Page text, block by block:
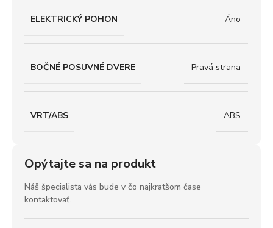
ELEKTRICKÝ POHON Áno
BOČNÉ POSUVNÉ DVERE Pravá strana
VRT/ABS ABS
Opýtajte sa na produkt
Náš špecialista vás bude v čo najkratšom čase
kontaktovať.